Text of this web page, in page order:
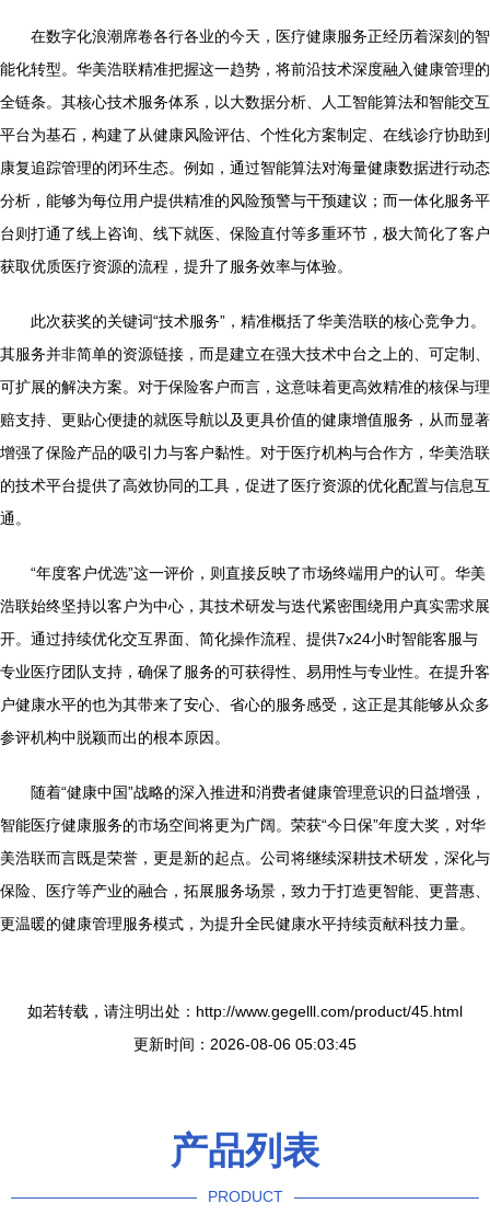
在数字化浪潮席卷各行各业的今天，医疗健康服务正经历着深刻的智
能化转型。华美浩联精准把握这一趋势，将前沿技术深度融入健康管理的
全链条。其核心技术服务体系，以大数据分析、人工智能算法和智能交互
平台为基石，构建了从健康风险评估、个性化方案制定、在线诊疗协助到
康复追踪管理的闭环生态。例如，通过智能算法对海量健康数据进行动态
分析，能够为每位用户提供精准的风险预警与干预建议；而一体化服务平
台则打通了线上咨询、线下就医、保险直付等多重环节，极大简化了客户
获取优质医疗资源的流程，提升了服务效率与体验。
此次获奖的关键词“技术服务”，精准概括了华美浩联的核心竞争力。
其服务并非简单的资源链接，而是建立在强大技术中台之上的、可定制、
可扩展的解决方案。对于保险客户而言，这意味着更高效精准的核保与理
赔支持、更贴心便捷的就医导航以及更具价值的健康增值服务，从而显著
增强了保险产品的吸引力与客户黏性。对于医疗机构与合作方，华美浩联
的技术平台提供了高效协同的工具，促进了医疗资源的优化配置与信息互
通。
“年度客户优选”这一评价，则直接反映了市场终端用户的认可。华美
浩联始终坚持以客户为中心，其技术研发与迭代紧密围绕用户真实需求展
开。通过持续优化交互界面、简化操作流程、提供7x24小时智能客服与
专业医疗团队支持，确保了服务的可获得性、易用性与专业性。在提升客
户健康水平的也为其带来了安心、省心的服务感受，这正是其能够从众多
参评机构中脱颖而出的根本原因。
随着“健康中国”战略的深入推进和消费者健康管理意识的日益增强，
智能医疗健康服务的市场空间将更为广阔。荣获“今日保”年度大奖，对华
美浩联而言既是荣誉，更是新的起点。公司将继续深耕技术研发，深化与
保险、医疗等产业的融合，拓展服务场景，致力于打造更智能、更普惠、
更温暖的健康管理服务模式，为提升全民健康水平持续贡献科技力量。
如若转载，请注明出处：http://www.gegelll.com/product/45.html
更新时间：2026-08-06 05:03:45
产品列表
PRODUCT